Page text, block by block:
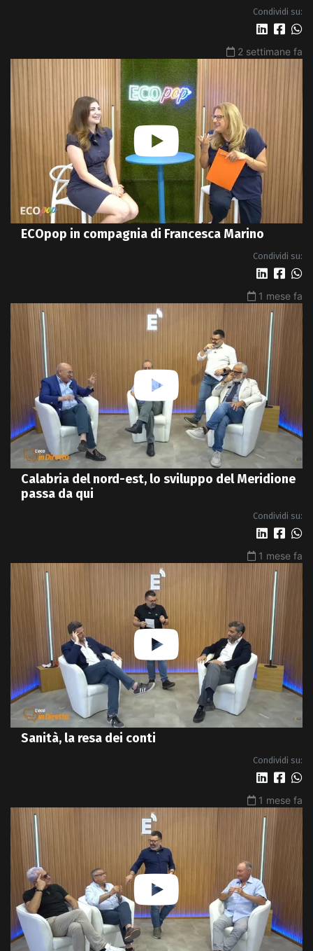
Condividi su:
2 settimane fa
ECOpop in compagnia di Francesca Marino
Condividi su:
1 mese fa
Calabria del nord-est, lo sviluppo del Meridione
passa da qui
Condividi su:
1 mese fa
Sanità, la resa dei conti
Condividi su:
1 mese fa